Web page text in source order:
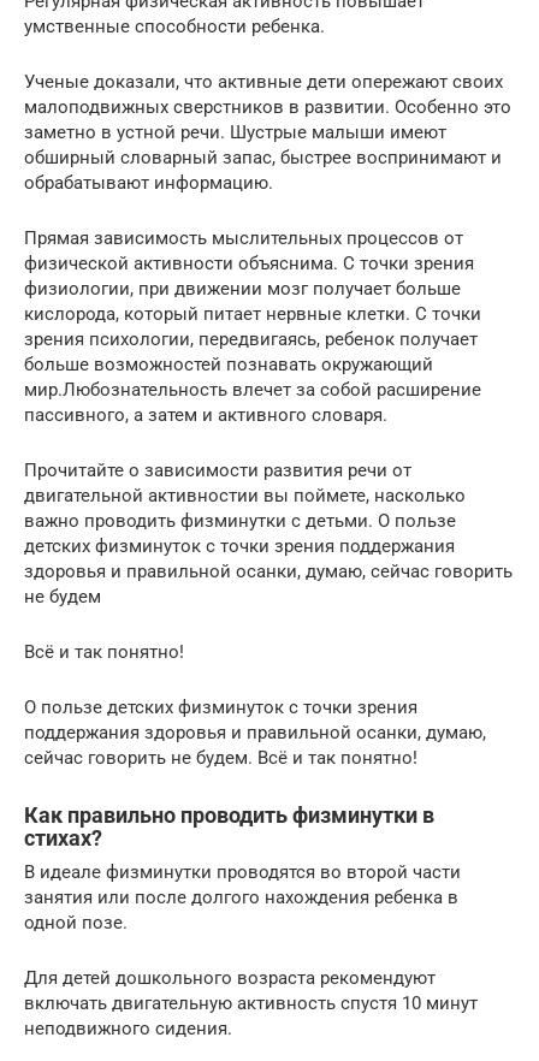
умственные способности ребенка.
Ученые доказали, что активные дети опережают своих
малоподвижных сверстников в развитии. Особенно это
заметно в устной речи. Шустрые малыши имеют
обширный словарный запас, быстрее воспринимают и
обрабатывают информацию.
Прямая зависимость мыслительных процессов от
физической активности объяснима. С точки зрения
физиологии, при движении мозг получает больше
кислорода, который питает нервные клетки. С точки
зрения психологии, передвигаясь, ребенок получает
больше возможностей познавать окружающий
мир.Любознательность влечет за собой расширение
пассивного, а затем и активного словаря.
Прочитайте о зависимости развития речи от
двигательной активностии вы поймете, насколько
важно проводить физминутки с детьми. О пользе
детских физминуток с точки зрения поддержания
здоровья и правильной осанки, думаю, сейчас говорить
не будем
Всё и так понятно!
О пользе детских физминуток с точки зрения
поддержания здоровья и правильной осанки, думаю,
сейчас говорить не будем. Всё и так понятно!
Как правильно проводить физминутки в
стихах?
В идеале физминутки проводятся во второй части
занятия или после долгого нахождения ребенка в
одной позе.
Для детей дошкольного возраста рекомендуют
включать двигательную активность спустя 10 минут
неподвижного сидения.